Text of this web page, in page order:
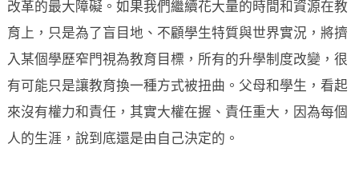
改革的最大障礙。如果我們繼續花大量的時間和資源在教
育上，只是為了盲目地、不顧學生特質與世界實況，將擠
入某個學歷窄門視為教育目標，所有的升學制度改變，很
有可能只是讓教育換一種方式被扭曲。父母和學生，看起
來沒有權力和責任，其實大權在握、責任重大，因為每個
人的生涯，說到底還是由自己決定的。